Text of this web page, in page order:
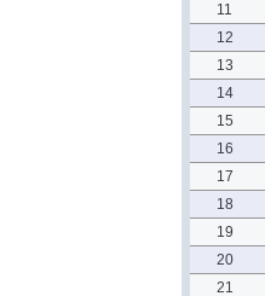
11
12
13
14
15
16
17
18
19
20
21